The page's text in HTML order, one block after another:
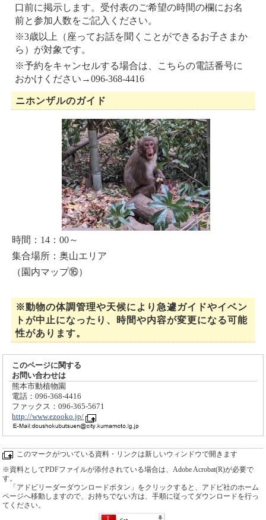
口前に掲示します。受付表のご希望の時間の欄にお名
前と参加人数をご記入ください。
※3歳以上（座ってお話を聞くことができるお子さまか
ら）が対象です。
※予約をキャンセルする場合は、こちらの電話番号に
おかけください→096-368-4416
ニホンザルのガイド
時間：14：00～
集合場所：奥山エリア
（園内マップ⑯）
※動物の体調管理や天候により急遽ガイドやイベン
トが中止になったり、時間や内容が変更になる可能
性があります。
このページに関する
お問い合わせは
熊本市動植物園
電話：096-368-4416
ファックス：096-365-5671
http://www.ezooko.jp/
このマークがついている資料・リンクは新しいウィンドウで開きます
※資料としてPDFファイルが添付されている場合は、Adobe Acrobat(R)が必要で
す。
「アドビリーダーダウンロードボタン」をクリックすると、アドビ社のホーム
ページへ移動しますので、お持ちでない方は、手順に従ってダウンロードを行っ
てください。